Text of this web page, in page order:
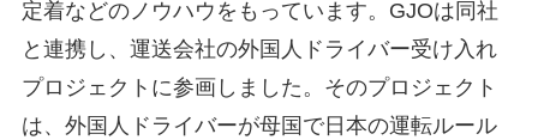
定着などのノウハウをもっています。GJOは同社
と連携し、運送会社の外国人ドライバー受け入れ
プロジェクトに参画しました。そのプロジェクト
は、外国人ドライバーが母国で日本の運転ルール